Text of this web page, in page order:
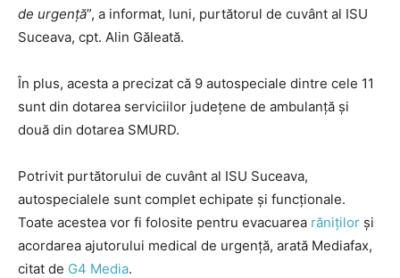
de urgenţă”, a informat, luni, purtătorul de cuvânt al ISU
Suceava, cpt. Alin Găleată.
În plus, acesta a precizat că 9 autospeciale dintre cele 11
sunt din dotarea serviciilor judeţene de ambulanţă şi
două din dotarea SMURD.
Potrivit purtătorului de cuvânt al ISU Suceava,
autospecialele sunt complet echipate şi funcţionale.
Toate acestea vor fi folosite pentru evacuarea răniţilor şi
acordarea ajutorului medical de urgenţă, arată Mediafax,
citat de G4 Media.